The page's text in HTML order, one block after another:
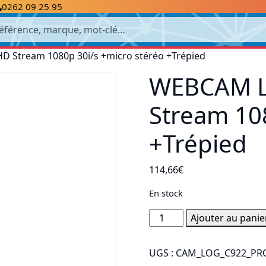
0262 09 25 95
Stream 1080p 30i/s +micro stéréo +Trépied
WEBCAM
Stream
+Trépied
114,66€
En stock
quantité
de
LOGITECH
Ajouter au
UGS :